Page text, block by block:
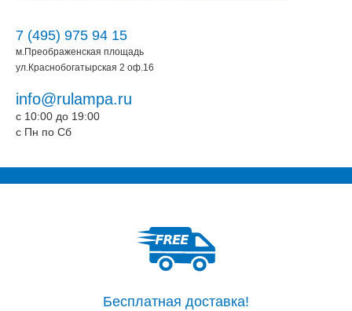
7 (495) 975 94 15
м.Преображенская площадь
ул.Краснобогатырская 2 оф.16
info@rulampa.ru
c 10:00 до 19:00
c Пн по Сб
Бесплатная доставка!